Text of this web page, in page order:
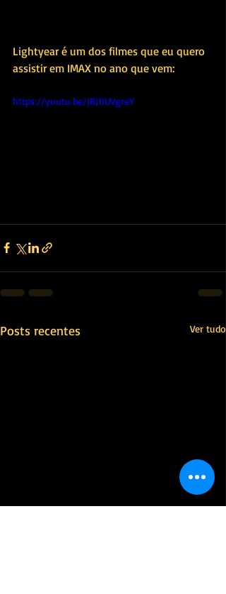
Lightyear é um dos filmes que eu quero
assistir em IMAX no ano que vem:
https://youtu.be/JRJ1IUVgreY
Posts recentes Ver tudo